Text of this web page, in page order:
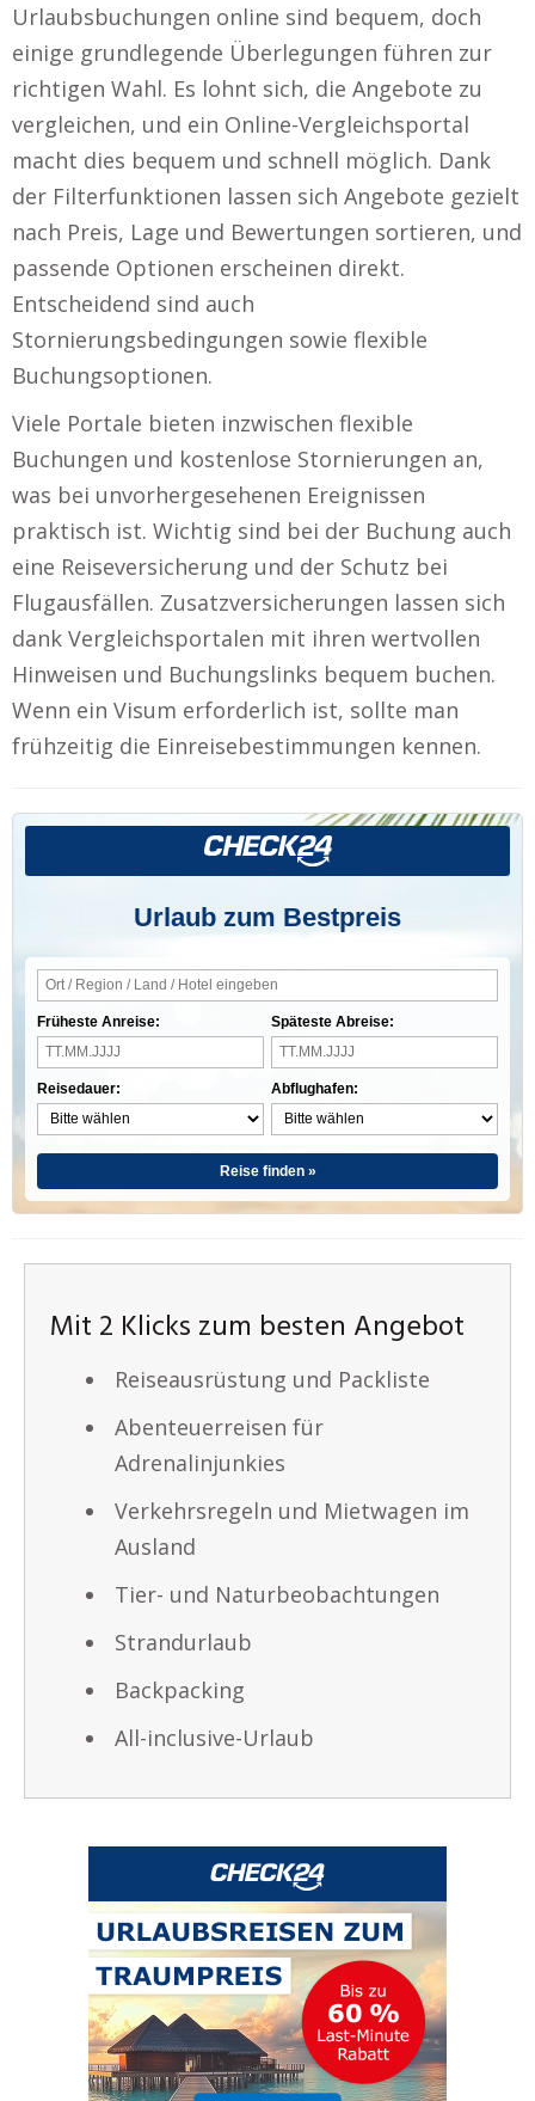
Urlaubsbuchungen online sind bequem, doch
einige grundlegende Überlegungen führen zur
richtigen Wahl. Es lohnt sich, die Angebote zu
vergleichen, und ein Online-Vergleichsportal
macht dies bequem und schnell möglich. Dank
der Filterfunktionen lassen sich Angebote gezielt
nach Preis, Lage und Bewertungen sortieren, und
passende Optionen erscheinen direkt.
Entscheidend sind auch
Stornierungsbedingungen sowie flexible
Buchungsoptionen.
Viele Portale bieten inzwischen flexible
Buchungen und kostenlose Stornierungen an,
was bei unvorhergesehenen Ereignissen
praktisch ist. Wichtig sind bei der Buchung auch
eine Reiseversicherung und der Schutz bei
Flugausfällen. Zusatzversicherungen lassen sich
dank Vergleichsportalen mit ihren wertvollen
Hinweisen und Buchungslinks bequem buchen.
Wenn ein Visum erforderlich ist, sollte man
frühzeitig die Einreisebestimmungen kennen.
Urlaub zum Bestpreis
Früheste Anreise:
Reisedauer:
Späteste Abreise:
Abflughafen:
Reise finden »
Mit 2 Klicks zum besten Angebot
Reiseausrüstung und Packliste
Abenteuerreisen für
Adrenalinjunkies
Verkehrsregeln und Mietwagen im
Ausland
Tier- und Naturbeobachtungen
Strandurlaub
Backpacking
All-inclusive-Urlaub